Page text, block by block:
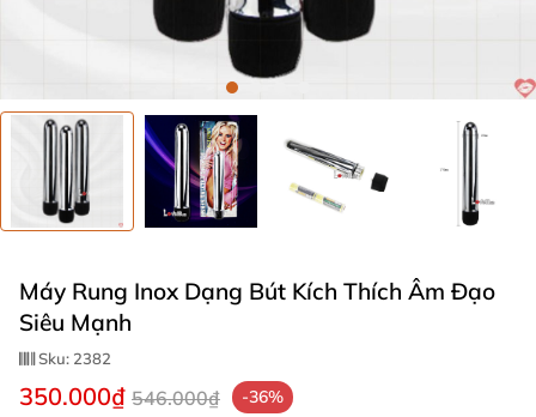
Máy Rung Inox Dạng Bút Kích Thích Âm Đạo
Siêu Mạnh
Sku: 2382
350.000₫ 546.000₫ -36%